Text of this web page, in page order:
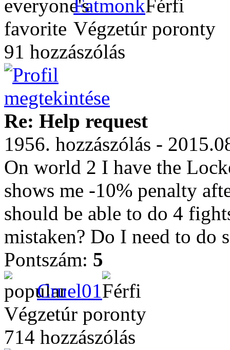
Fatmonk
Végzetúr poronty
91 hozzászólás
Re: Help request
1956. hozzászólás -
On world 2 I have the
shows me -10% penalty
should be able to do 4
mistaken? Do I need to do
Pontszám: 5
Cruel01
Végzetúr poronty
714 hozzászólás